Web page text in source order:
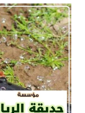
شبكات
الري
الحديثة
بالرياض
|
0560048269